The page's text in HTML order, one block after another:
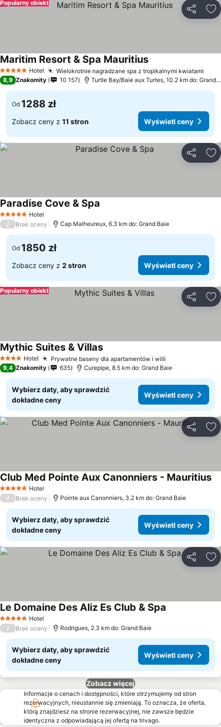
Popularny obiekt
5 KategoriaHotel Wielokrotnie nagradzane spa z tropikalnymi kwiatami
Maritim Resort & Spa Mauritius
8,9 Znakomity 10 157 Turtle Bay/Baie aux Turtes, 10.2 km do: Grand Baie
Od 1288 zł
Zobacz ceny z 11 stron Wyświetl ceny
5 KategoriaHotel
Paradise Cove & Spa
/ Brak oceny Cap Malheureux, 6.3 km do: Grand Baie
Od 1850 zł
Zobacz ceny z 2 stron Wyświetl ceny
Popularny obiekt
4 KategoriaHotel Prywatne baseny dla apartamentów i willi
Mythic Suites & Villas
9,4 Znakomity 635 Curepipe, 8.5 km do: Grand Baie
Wybierz daty, aby sprawdzić
dokładne ceny
Wyświetl ceny
5 KategoriaHotel
Club Med Pointe Aux Canonniers - Mauritius
/ Brak oceny Pointe aux Canonniers, 3.2 km do: Grand Baie
Wybierz daty, aby sprawdzić
dokładne ceny
Wyświetl ceny
5 KategoriaHotel
Le Domaine Des Aliz Es Club & Spa
/ Brak oceny Rodrigues, 2.3 km do: Grand Baie
Wybierz daty, aby sprawdzić
dokładne ceny
Wyświetl ceny
Zobacz więcej
Informacje o cenach i dostępności, które otrzymujemy od stron
rezerwacyjnych, nieustannie się zmieniają. To oznacza, że oferta,
którą znajdziesz na stronie rezerwacyjnej, nie zawsze będzie
identyczna z odpowiadającą jej ofertą na trivago.